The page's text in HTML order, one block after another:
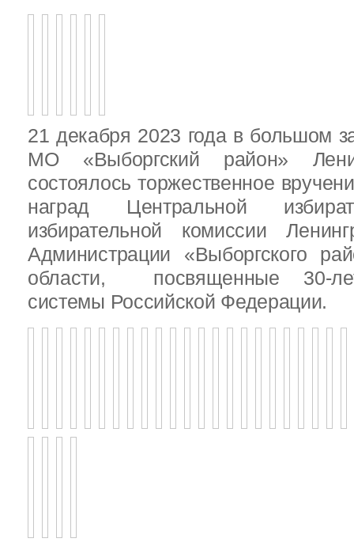
21 декабря 2023 года в большом
МО «Выборгский район»
состоялось торжественное
наград Центральной
избирательной комиссии
Администрации «Выборгского
области, посвященные 30-
системы Российской Федерации.